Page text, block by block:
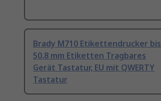
Brady M710 Etikettendrucker bis
50.8 mm Etiketten Tragbares
Gerät Tastatur, EU mit QWERTY
Tastatur